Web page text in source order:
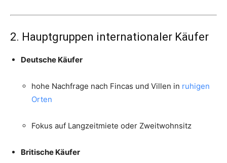
2. Hauptgruppen internationaler Käufer
Deutsche Käufer
hohe Nachfrage nach Fincas und Villen in ruhigen
Orten
Fokus auf Langzeitmiete oder Zweitwohnsitz
Britische Käufer